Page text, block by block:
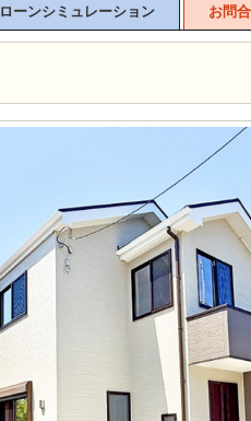
ローンシミュレーション お問